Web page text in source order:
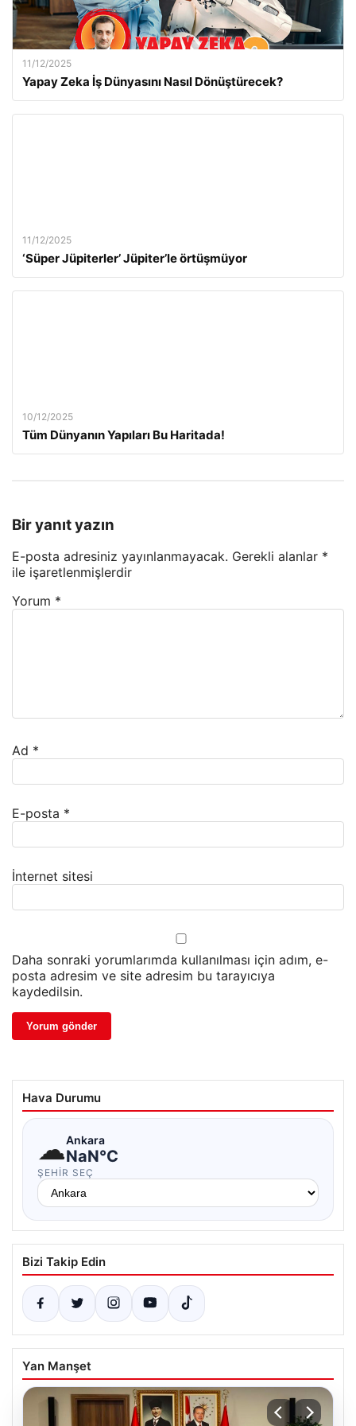
11/12/2025
Yapay Zeka İş Dünyasını Nasıl Dönüştürecek?
11/12/2025
‘Süper Jüpiterler’ Jüpiter’le örtüşmüyor
10/12/2025
Tüm Dünyanın Yapıları Bu Haritada!
Bir yanıt yazın
E-posta adresiniz yayınlanmayacak. Gerekli alanlar *
ile işaretlenmişlerdir
Yorum *
Ad *
E-posta *
İnternet sitesi
Daha sonraki yorumlarımda kullanılması için adım, e-
posta adresim ve site adresim bu tarayıcıya
kaydedilsin.
Hava Durumu
☁Ankara
NaN°C
ŞEHIR SEÇ
Bizi Takip Edin
Yan Manşet